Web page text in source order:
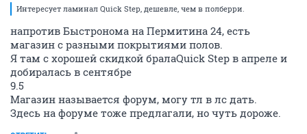
Интересует ламинал Quick Step, дешевле, чем в полберри.
напротив Быстронома на Пермитина 24, есть
магазин с разными покрытиями полов.
Я там с хорошей скидкой бралаQuick Step в апреле и
добиралась в сентябре
9.5
Магазин называется форум, могу тл в лс дать.
Здесь на форуме тоже предлагали, но чуть дороже.